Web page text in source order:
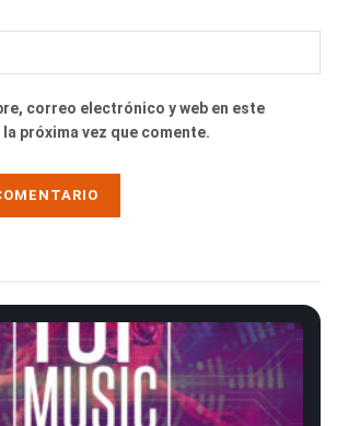
correo electrónico y web en este
próxima vez que comente.